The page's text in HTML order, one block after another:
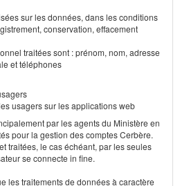
sur les données, dans les conditions
conservation, effacement
traitées sont : prénom, nom, adresse
et téléphones
usagers sur les applications web
par les agents du Ministère en
pour la gestion des comptes Cerbère.
traitées, le cas échéant, par les seules
se connecte in fine.
les traitements de données à caractère